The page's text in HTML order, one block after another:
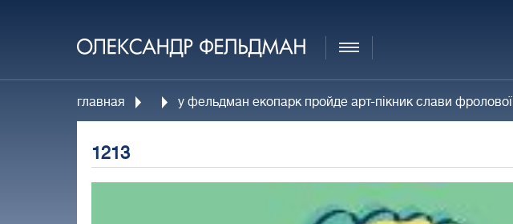
главная у фельдман екопарк пройде арт-пікник слави фролової
1213